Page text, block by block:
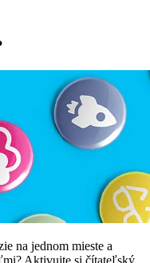
na jednom mieste a
Aktivujte si čítateľský